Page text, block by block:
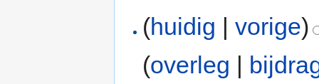
(huidig |vorige)
(overleg |